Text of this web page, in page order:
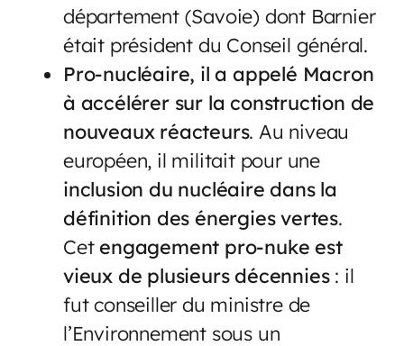
département (Savoie) dont Barnier
était président du Conseil général.
Pro-nucléaire, il a appelé Macron
à accélérer sur la construction de
nouveaux réacteurs. Au niveau
européen, il militait pour une
inclusion du nucléaire dans la
définition des énergies vertes.
Cetengagement pro-nuke est
vieux de plusieurs décennies: il
fut conseiller du ministre de
l’Environnement sous un